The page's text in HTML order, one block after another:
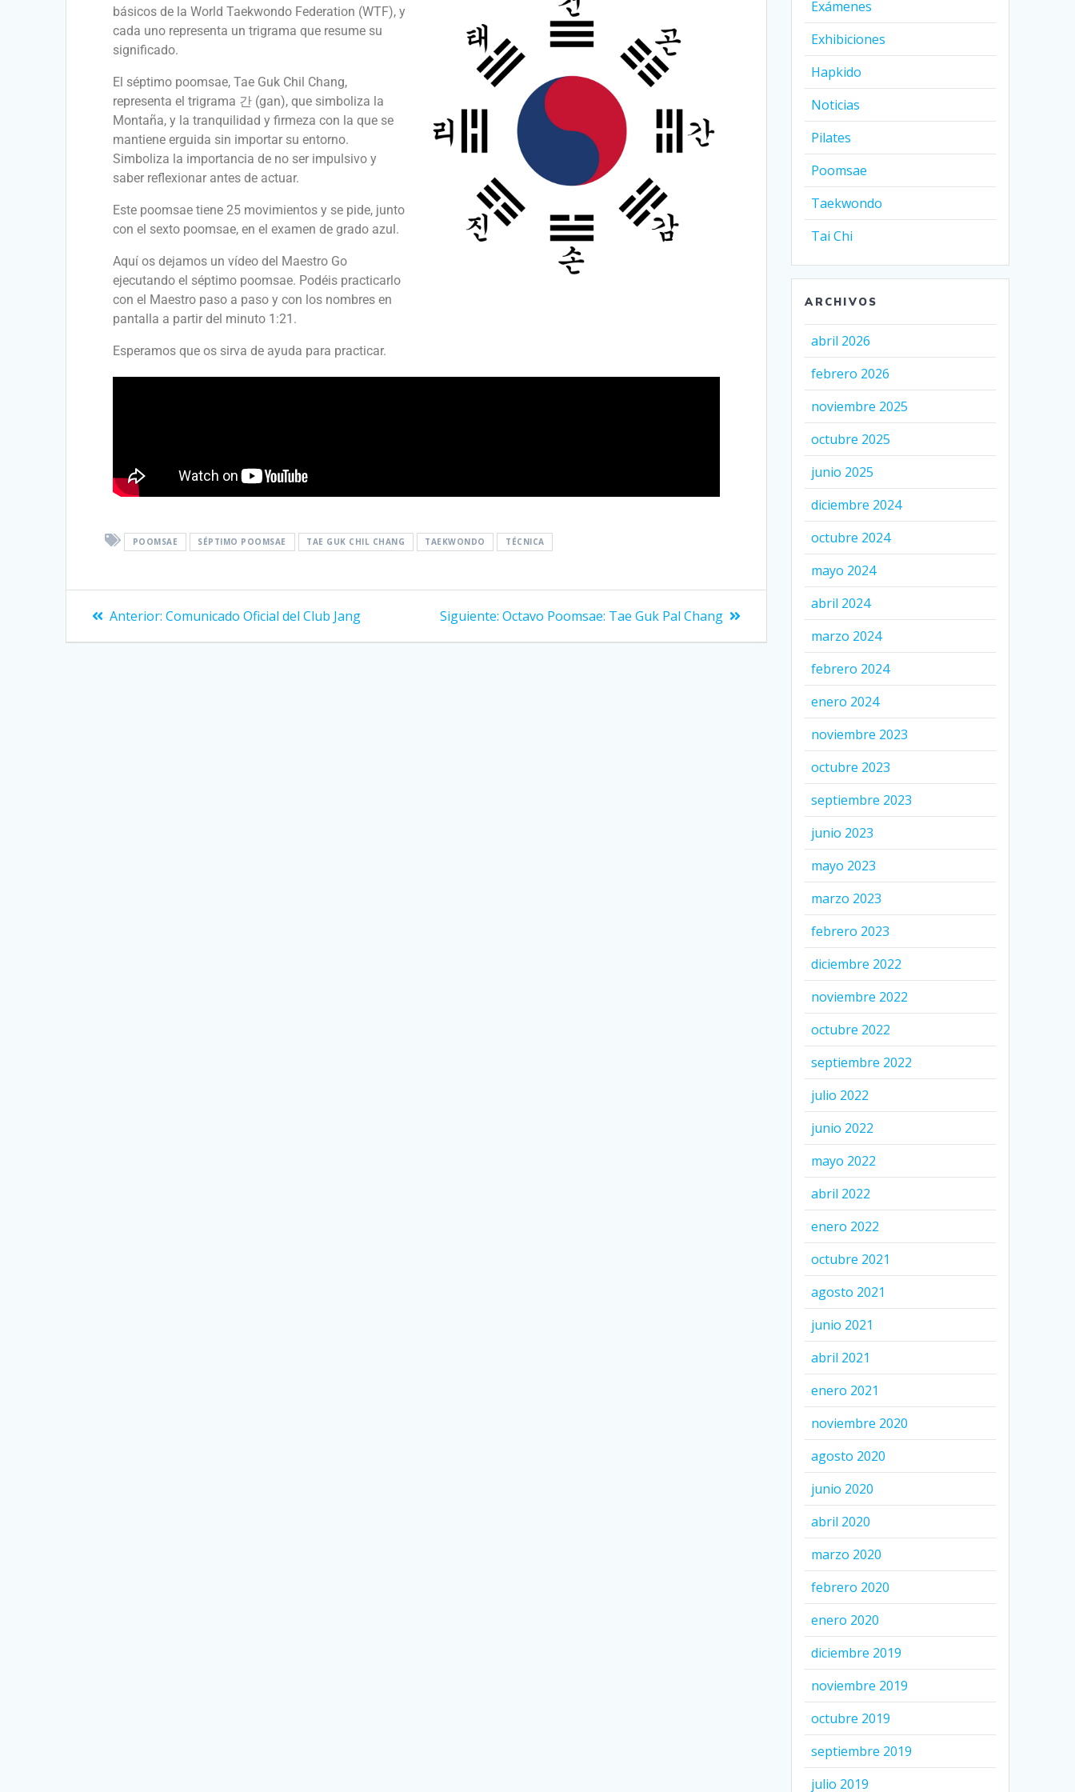
básicos de la World Taekwondo Federation (WTF), y
cada uno representa un trigrama que resume su
significado.
El séptimo poomsae, Tae Guk Chil Chang,
representa el trigrama 간 (gan), que simboliza la
Montaña, y la tranquilidad y firmeza con la que se
mantiene erguida sin importar su entorno.
Simboliza la importancia de no ser impulsivo y
saber reflexionar antes de actuar.
Este poomsae tiene 25 movimientos y se pide, junto
con el sexto poomsae, en el examen de grado azul.
Aquí os dejamos un vídeo del Maestro Go
ejecutando el séptimo poomsae. Podéis practicarlo
con el Maestro paso a paso y con los nombres en
pantalla a partir del minuto 1:21.
Esperamos que os sirva de ayuda para practicar.
POOMSAE SÉPTIMO POOMSAE TAE GUK CHIL CHANG TAEKWONDO TÉCNICA
Anterior: Comunicado Oficial del Club Jang Siguiente: Octavo Poomsae: Tae Guk Pal Chang
Exámenes
Exhibiciones
Hapkido
Noticias
Pilates
Poomsae
Taekwondo
Tai Chi
ARCHIVOS
abril 2026
febrero 2026
noviembre 2025
octubre 2025
junio 2025
diciembre 2024
octubre 2024
mayo 2024
abril 2024
marzo 2024
febrero 2024
enero 2024
noviembre 2023
octubre 2023
septiembre 2023
junio 2023
mayo 2023
marzo 2023
febrero 2023
diciembre 2022
noviembre 2022
octubre 2022
septiembre 2022
julio 2022
junio 2022
mayo 2022
abril 2022
enero 2022
octubre 2021
agosto 2021
junio 2021
abril 2021
enero 2021
noviembre 2020
agosto 2020
junio 2020
abril 2020
marzo 2020
febrero 2020
enero 2020
diciembre 2019
noviembre 2019
octubre 2019
septiembre 2019
julio 2019